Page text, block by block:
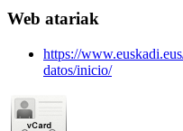
Web atariak
https://
datos/inicio/